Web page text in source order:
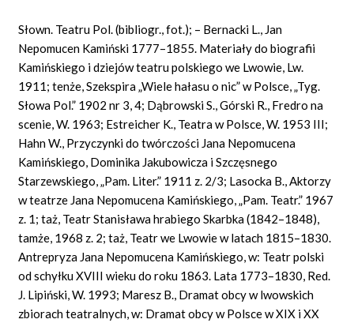
Słown. Teatru Pol. (bibliogr., fot.); – Bernacki L., Jan
Nepomucen Kamiński 1777–1855. Materiały do biografii
Kamińskiego i dziejów teatru polskiego we Lwowie, Lw.
1911; tenże, Szekspira „Wiele hałasu o nic” w Polsce, „Tyg.
Słowa Pol.” 1902 nr 3, 4; Dąbrowski S., Górski R., Fredro na
scenie, W. 1963; Estreicher K., Teatra w Polsce, W. 1953 III;
Hahn W., Przyczynki do twórczości Jana Nepomucena
Kamińskiego, Dominika Jakubowicza i Szczęsnego
Starzewskiego, „Pam. Liter.” 1911 z. 2/3; Lasocka B., Aktorzy
w teatrze Jana Nepomucena Kamińskiego, „Pam. Teatr.” 1967
z. 1; taż, Teatr Stanisława hrabiego Skarbka (1842–1848),
tamże, 1968 z. 2; taż, Teatr we Lwowie w latach 1815–1830.
Antrepryza Jana Nepomucena Kamińskiego, w: Teatr polski
od schyłku XVIII wieku do roku 1863. Lata 1773–1830, Red.
J. Lipiński, W. 1993; Maresz B., Dramat obcy w lwowskich
zbiorach teatralnych, w: Dramat obcy w Polsce w XIX i XX